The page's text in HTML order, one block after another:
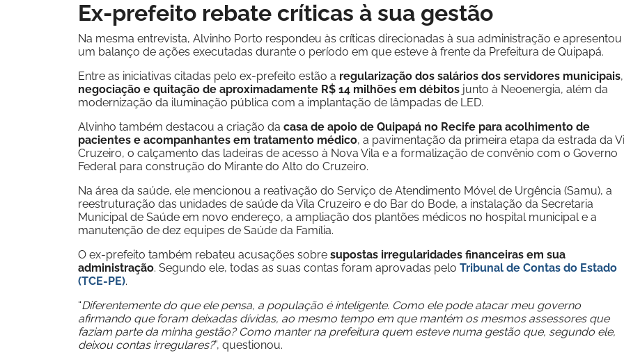
Ex-prefeito rebate críticas à sua gestão
Na mesma entrevista, Alvinho Porto respondeu às críticas direcionadas à sua administração e apresentou
um balanço de ações executadas durante o período em que esteve à frente da Prefeitura de Quipapá.
Entre as iniciativas citadas pelo ex-prefeito estão a regularização dos salários dos servidores municipais
negociação e quitação de aproximadamente R$ 14 milhões em débitos junto à Neoenergia, além da
modernização da iluminação pública com a implantação de lâmpadas de LED.
Alvinho também destacou a criação da casa de apoio de Quipapá no Recife para acolhimento de
pacientes e acompanhantes em tratamento médico, a pavimentação da primeira etapa da estrada da
Cruzeiro, o calçamento das ladeiras de acesso à Nova Vila e a formalização de convênio com o Governo
Federal para construção do Mirante do Alto do Cruzeiro.
Na área da saúde, ele mencionou a reativação do Serviço de Atendimento Móvel de Urgência (Samu), a
reestruturação das unidades de saúde da Vila Cruzeiro e do Bar do Bode, a instalação da Secretaria
Municipal de Saúde em novo endereço, a ampliação dos plantões médicos no hospital municipal e a
manutenção de dez equipes de Saúde da Família.
O ex-prefeito também rebateu acusações sobre supostas irregularidades financeiras em sua
administração. Segundo ele, todas as suas contas foram aprovadas pelo Tribunal de Contas do Estado
(TCE-PE).
“Diferentemente do que ele pensa, a população é inteligente. Como ele pode atacar meu governo
afirmando que foram deixadas dívidas, ao mesmo tempo em que mantém os mesmos assessores que
faziam parte da minha gestão? Como manter na prefeitura quem esteve numa gestão que, segundo ele,
deixou contas irregulares?”, questionou.